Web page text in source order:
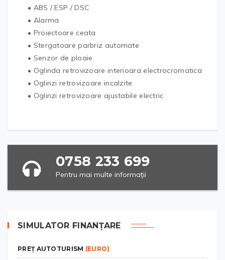
• ABS / ESP / DSC
• Alarma
• Proiectoare ceata
• Stergatoare parbriz automate
• Senzor de ploaie
• Oglinda retrovizoare interioara electrocromatica
• Oglinzi retrovizoare incalzite
• Oglinzi retrovizoare ajustabile electric
0758 233 699
Pentru mai multe informații
SIMULATOR FINANȚARE
PREȚ AUTOTURISM (EURO)